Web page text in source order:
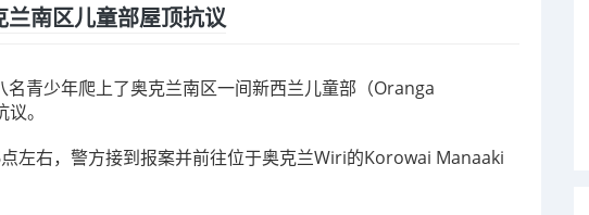
南区儿童部屋顶抗议
青少年爬上了奥克兰南区一间新西兰儿童部（Oranga
。
左右，警方接到报案并前往位于奥克兰Wiri的Korowai Manaaki